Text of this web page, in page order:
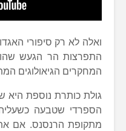
ואלה לא רק סיפורי
התפרצות הר הגעש
המחקרים הגיאולוגים
גולת כותרת נוספת היא
הספרדי שטבעה
מתקופת הרנסנס. אם